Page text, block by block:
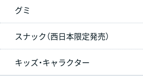
グミ
スナック（西日本限定発売）
キッズ・キャラクター